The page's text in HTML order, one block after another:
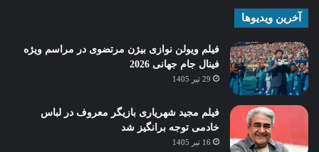
آخرین ویدیوها
فیلم ویولن نوازی بیژن مرتضوی در مراسم ویژه
فینال جام جهانی 2026
29 تیر 1405
فیلم مجید شهریاری بازیگر معروف در لباس
خادمی توجه برانگیز شد
16 تیر 1405